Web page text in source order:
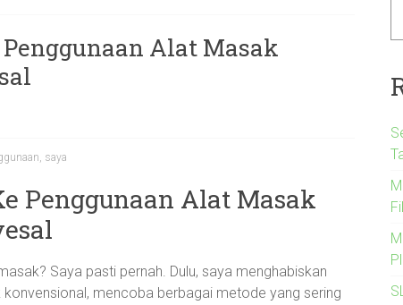
Alat Masak
, saya
Penggunaan Alat Masak
Saya pasti pernah. Dulu, saya menghabiskan
mencoba berbagai metode yang sering